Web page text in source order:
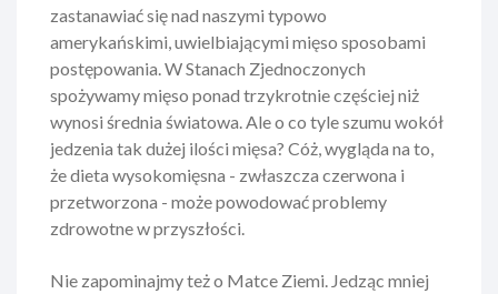
zastanawiać się nad naszymi typowo
amerykańskimi, uwielbiającymi mięso sposobami
postępowania. W Stanach Zjednoczonych
spożywamy mięso ponad trzykrotnie częściej niż
wynosi średnia światowa. Ale o co tyle szumu wokół
jedzenia tak dużej ilości mięsa? Cóż, wygląda na to,
że dieta wysokomięsna - zwłaszcza czerwona i
przetworzona - może powodować problemy
zdrowotne w przyszłości.
Nie zapominajmy też o Matce Ziemi. Jedząc mniej